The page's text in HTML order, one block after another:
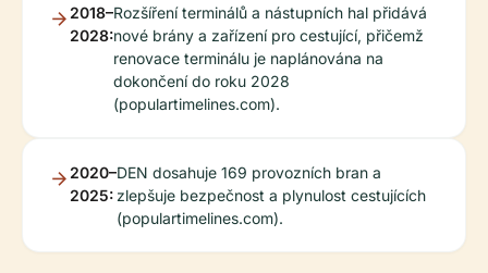
2018–
2028:
Rozšíření terminálů a nástupních hal přidává
nové brány a zařízení pro cestující, přičemž
renovace terminálu je naplánována na
dokončení do roku 2028
(populartimelines.com).
2020–
2025:
DEN dosahuje 169 provozních bran a
zlepšuje bezpečnost a plynulost cestujících
(populartimelines.com).